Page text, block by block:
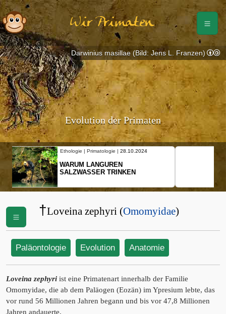
Wir Primaten
Evolution der Primaten
Ethologie | Primatologie | 10.10.2024
NEUES VON WEIBLICHEN
SCHOPFGIBBONS UND IHRER
Darwinius masillae (Bild: Jens L. Franzen)
†Loveina zephyri (Omomyidae)
Paläontologie Evolution Anatomie
Loveina zephyri ist eine Primatenart innerhalb der Familie
Omomyidae, die ab dem Paläogen (Eozän) im Ypresium lebte, das
vor rund 56 Millionen Jahren begann und bis vor 47,8 Millionen
Jahren andauerte.